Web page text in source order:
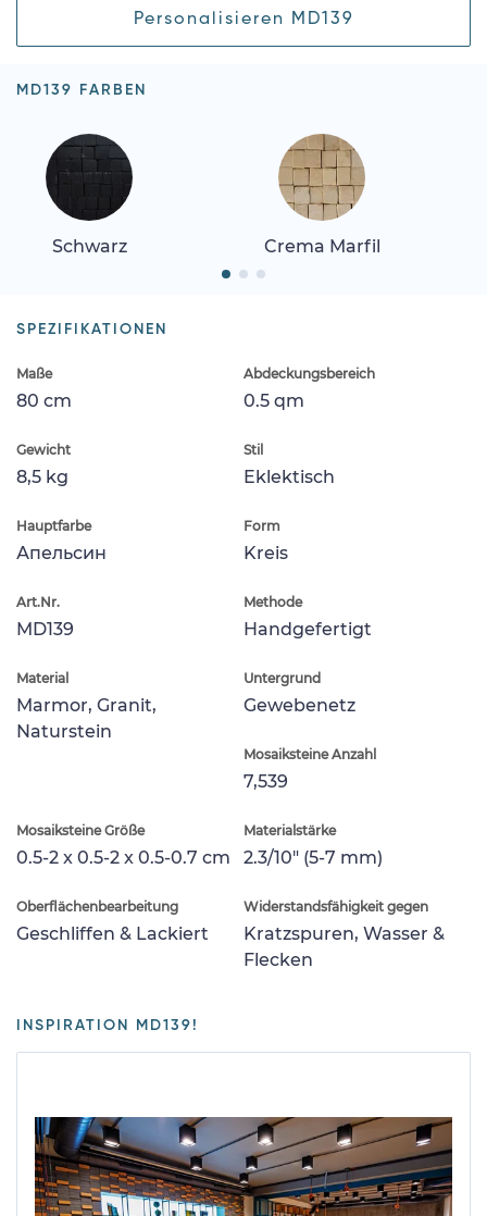
Personalisieren MD139
MD139 FARBEN
Schwarz Crema Marfil
SPEZIFIKATIONEN
Maße
80 cm
Abdeckungsbereich
0.5 qm
Gewicht
8,5 kg
Stil
Eklektisch
Hauptfarbe
Апельсин
Form
Kreis
Art.Nr.
MD139
Methode
Handgefertigt
Material
Marmor, Granit,
Naturstein
Untergrund
Gewebenetz
Mosaiksteine Anzahl
7,539
Mosaiksteine Größe
0.5-2 x 0.5-2 x 0.5-0.7 cm
Materialstärke
2.3/10" (5-7 mm)
Oberflächenbearbeitung
Geschliffen & Lackiert
Widerstandsfähigkeit gegen
Kratzspuren, Wasser &
Flecken
INSPIRATION MD139!